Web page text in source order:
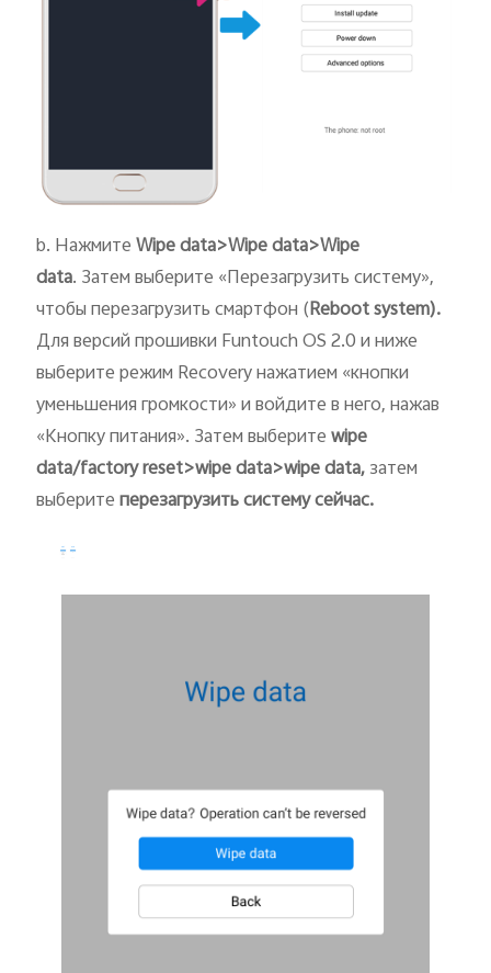
b. НажмитеWipe data>Wipe data>Wipe
data. Затем выберите «Перезагрузить систему»,
чтобы перезагрузить смартфон (Reboot system).
Для версий прошивки Funtouch OS 2.0 и ниже
выберите режим Recovery нажатием «кнопки
уменьшения громкости» и войдите в него, нажав
«Кнопку питания». Затем выберитеwipe
data/factory reset>wipe data>wipe data,затем
выберитеперезагрузить систему сейчас.